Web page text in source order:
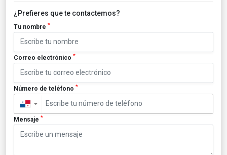
¿Prefieres que te contactemos?
Tu nombre *
Correo electrónico *
Número de teléfono *
▼
Mensaje *